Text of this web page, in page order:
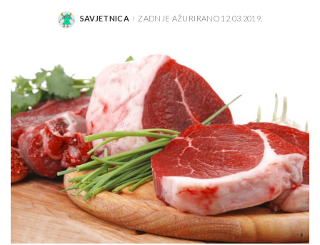
POSTED
SAVJETNICA ZADNJE AŽURIRANO 12.03.2019.